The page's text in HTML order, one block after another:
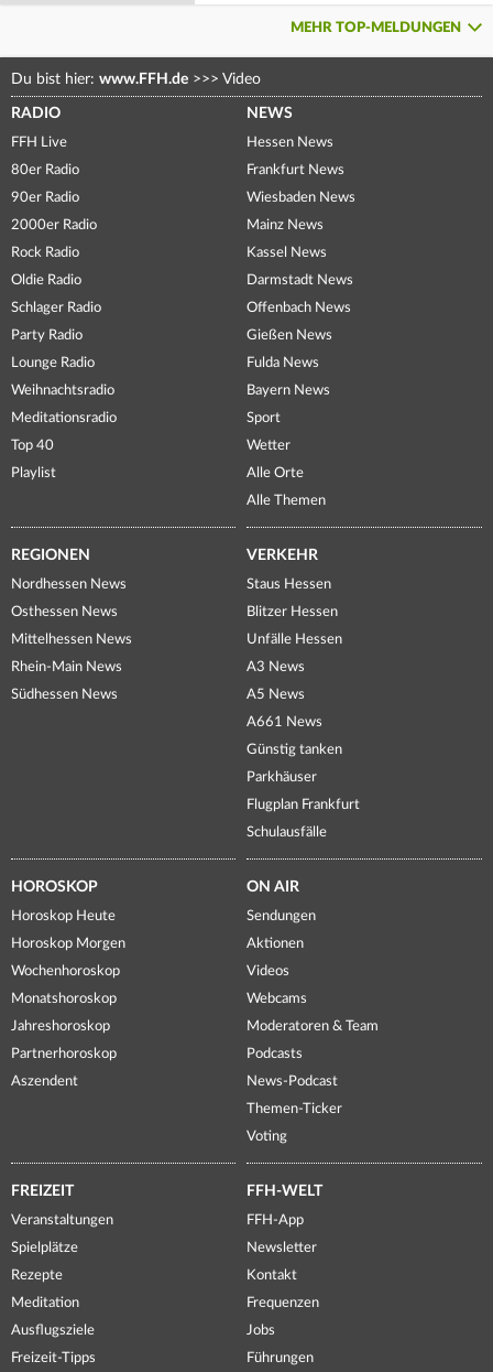
MEHR TOP-MELDUNGEN
Du bist hier: www.FFH.de >>> Video
RADIO
FFH Live
80er Radio
90er Radio
2000er Radio
Rock Radio
Oldie Radio
Schlager Radio
Party Radio
Lounge Radio
Weihnachtsradio
Meditationsradio
Top 40
Playlist
NEWS
Hessen News
Frankfurt News
Wiesbaden News
Mainz News
Kassel News
Darmstadt News
Offenbach News
Gießen News
Fulda News
Bayern News
Sport
Wetter
Alle Orte
Alle Themen
REGIONEN
Nordhessen News
Osthessen News
Mittelhessen News
Rhein-Main News
Südhessen News
VERKEHR
Staus Hessen
Blitzer Hessen
Unfälle Hessen
A3 News
A5 News
A661 News
Günstig tanken
Parkhäuser
Flugplan Frankfurt
Schulausfälle
HOROSKOP
Horoskop Heute
Horoskop Morgen
Wochenhoroskop
Monatshoroskop
Jahreshoroskop
Partnerhoroskop
Aszendent
ON AIR
Sendungen
Aktionen
Videos
Webcams
Moderatoren & Team
Podcasts
News-Podcast
Themen-Ticker
Voting
FREIZEIT
Veranstaltungen
Spielplätze
Rezepte
Meditation
Ausflugsziele
Freizeit-Tipps
FFH-WELT
FFH-App
Newsletter
Kontakt
Frequenzen
Jobs
Führungen